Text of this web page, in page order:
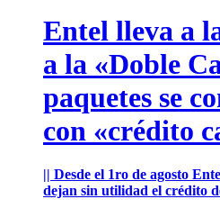
Entel lleva a
a la «Doble
paquetes se
con «crédito
|| Desde el 1ro de agosto
dejan sin utilidad el crédito